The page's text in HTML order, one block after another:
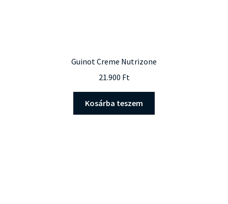
Guinot Creme Nutrizone
21.900 Ft
Kosárba teszem